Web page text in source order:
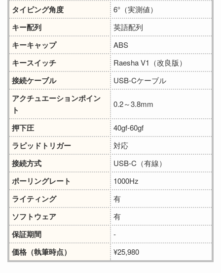
タイピング角度 6°（実測値）
キー配列 英語配列
キーキャップ ABS
キースイッチ Raesha V1（改良版）
接続ケーブル USB-Cケーブル
アクチュエーションポイン
ト
0.2～3.8mm
押下圧 40gf-60gf
ラピッドトリガー 対応
接続方式 USB-C（有線）
ポーリングレート 1000Hz
ライティング 有
ソフトウェア 有
保証期間 -
価格（執筆時点） ¥25,980